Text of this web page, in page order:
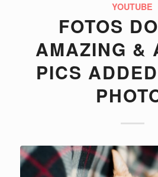
YOUTUBE
FOTOS
AMAZING &
PICS